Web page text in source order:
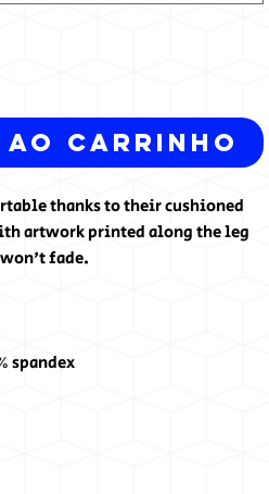
ao carrinho
thanks to their cushioned
artwork printed along the leg